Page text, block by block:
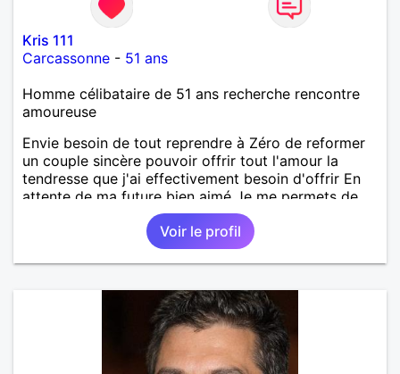
Kris 111
Carcassonne - 51 ans
Homme célibataire de 51 ans recherche rencontre
amoureuse
Envie besoin de tout reprendre à Zéro de reformer
un couple sincère pouvoir offrir tout l'amour la
tendresse que j'ai effectivement besoin d'offrir En
attente de ma future bien aimé Je me permets de
laisser des bises respectueuses et affectueuse
Voir le profil